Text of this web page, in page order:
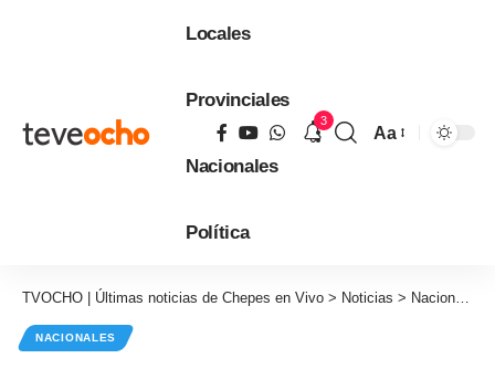
Locales
Provinciales
Nacionales
Política
3
Aa
TVOCHO | Últimas noticias de Chepes en Vivo > Noticias > Nacionales
NACIONALES